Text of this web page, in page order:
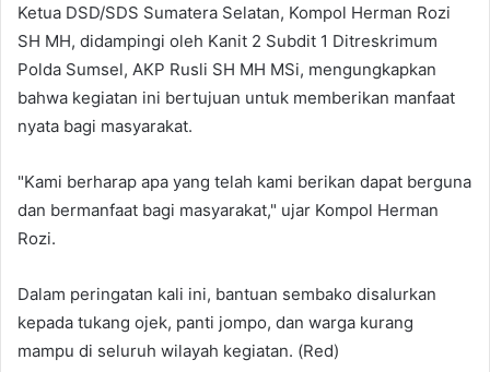
Ketua DSD/SDS Sumatera Selatan, Kompol Herman Rozi
SH MH, didampingi oleh Kanit 2 Subdit 1 Ditreskrimum
Polda Sumsel, AKP Rusli SH MH MSi, mengungkapkan
bahwa kegiatan ini bertujuan untuk memberikan manfaat
nyata bagi masyarakat.
"Kami berharap apa yang telah kami berikan dapat berguna
dan bermanfaat bagi masyarakat," ujar Kompol Herman
Rozi.
Dalam peringatan kali ini, bantuan sembako disalurkan
kepada tukang ojek, panti jompo, dan warga kurang
mampu di seluruh wilayah kegiatan. (Red)